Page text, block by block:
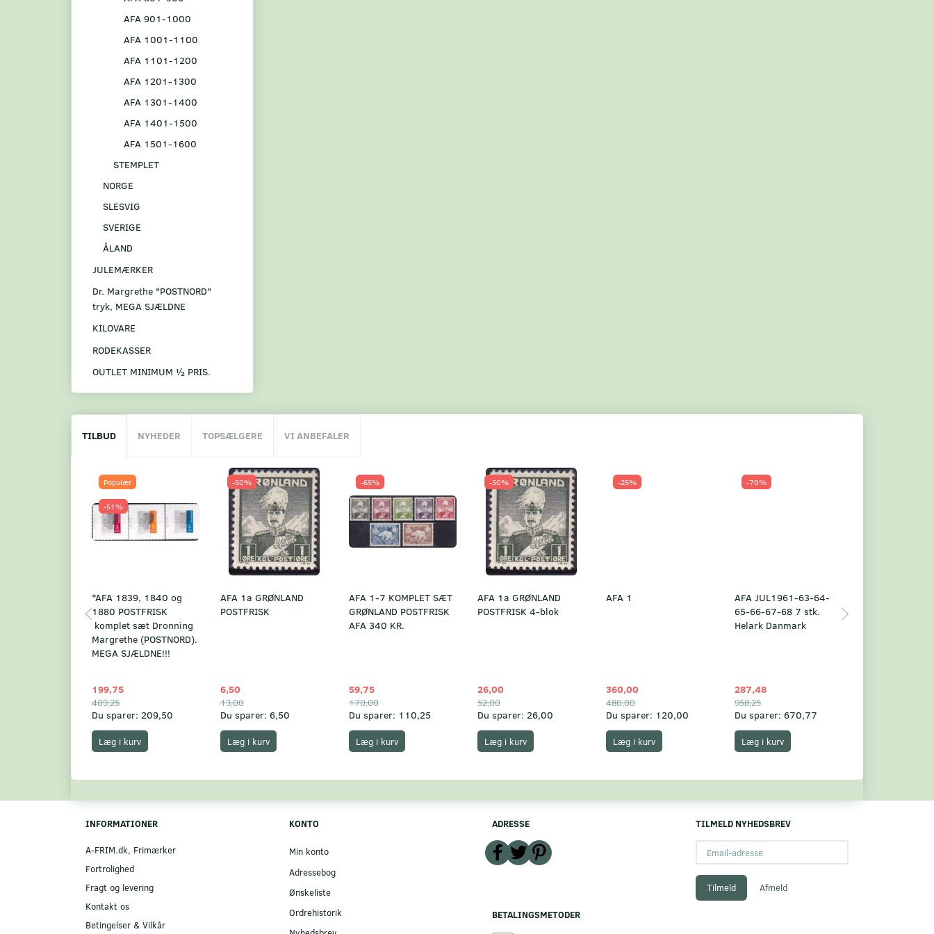
AFA 901-1000
AFA 1001-1100
AFA 1101-1200
AFA 1201-1300
AFA 1301-1400
AFA 1401-1500
AFA 1501-1600
STEMPLET
NORGE
SLESVIG
SVERIGE
ÅLAND
JULEMÆRKER
Dr. Margrethe "POSTNORD"
tryk, MEGA SJÆLDNE
KILOVARE
RODEKASSER
OUTLET MINIMUM ½ PRIS.
TILBUD NYHEDER TOPSÆLGERE VI ANBEFALER
Populær
-51%
*AFA 1839, 1840 og
1880 POSTFRISK
komplet sæt Dronning
Margrethe (POSTNORD).
MEGA SJÆLDNE!!!
199,75
409,25
Du sparer: 209,50
Læg i kurv
-50%
AFA 1a GRØNLAND
POSTFRISK
6,50
13,00
Du sparer: 6,50
Læg i kurv
-65%
AFA 1-7 KOMPLET SÆT
GRØNLAND POSTFRISK
AFA 340 KR.
59,75
170,00
Du sparer: 110,25
Læg i kurv
-50%
AFA 1a GRØNLAND
POSTFRISK 4-blok
26,00
52,00
Du sparer: 26,00
Læg i kurv
-25%
AFA 1
360,00
480,00
Du sparer: 120,00
Læg i kurv
-70%
AFA JUL1961-63-64-
65-66-67-68 7 stk.
Helark Danmark
287,48
958,25
Du sparer: 670,77
Læg i kurv
INFORMATIONER
A-FRIM.dk, Frimærker
Fortrolighed
Fragt og levering
Kontakt os
Betingelser & Vilkår
KONTO
Min konto
Adressebog
Ønskeliste
Ordrehistorik
ADRESSE
BETALINGSMETODER
TILMELD NYHEDSBREV
adresse
Tilmeld Afmeld